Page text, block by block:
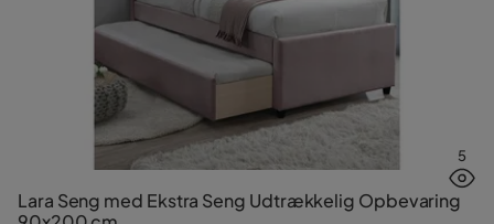
5
Lara Seng med Ekstra Seng Udtrækkelig Opbevaring